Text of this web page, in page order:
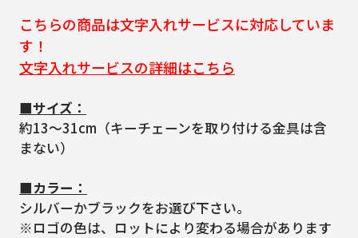
こちらの商品は文字入れサービスに対応していま
す！
文字入れサービスの詳細はこちら
■サイズ：
約13～31cm（キーチェーンを取り付ける金具は含
まない）
■カラー：
シルバーかブラックをお選び下さい。
※ロゴの色は、ロットにより変わる場合があります